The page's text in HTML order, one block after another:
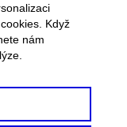
Když
nám